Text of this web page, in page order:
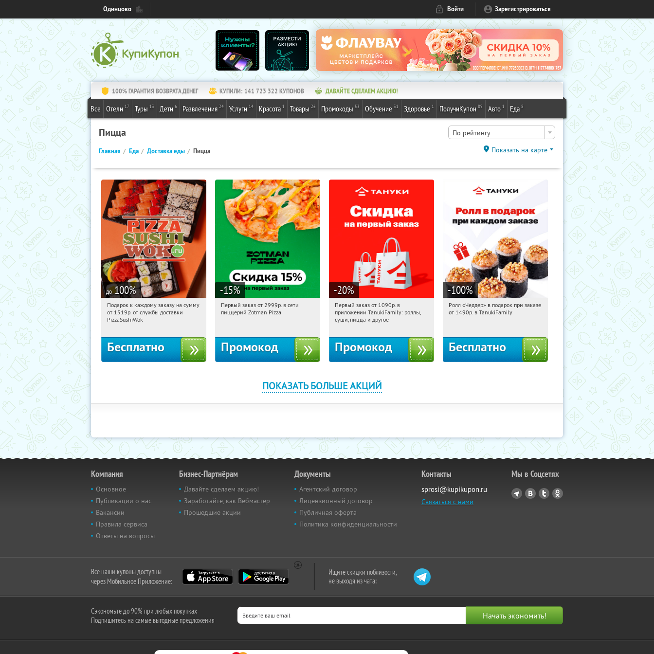
Одинцово Войти Зарегистрироваться
100% ГАРАНТИЯ ВОЗВРАТА ДЕНЕГ КУПИЛИ: 141 723 322 КУПОНОВ ДАВАЙТЕ СДЕЛАЕМ АКЦИЮ!
Все Отели 17 Туры 13 Дети 6 Развлечения 24 Услуги 14 Красота 1 Товары 26 Промокоды 53 Обучение 31 Здоровье 1 ПолучиКупон 89 Авто 1 Еда 8
Пицца По рейтингу
Главная Еда Доставка еды Пицца Показать на карте
до 100%
14:12:52 Получили:197
г. Москва
Подарок к каждому заказу на сумму
от 1519р. от службы доставки
PizzaSushiWok
Бесплатно
-15%
14:12:52 Получили:
Первый заказ от 2999р. в сети
пиццерий Zotman Pizza
Промокод
-20%
14:12:52 Получили:
Россия
Первый заказ от 1090р. в
приложении TanukiFamily: роллы,
суши, пицца и другое
Промокод
-100%
14:12:52 Получили:108
Ролл «Чеддер» в подарок при заказе
от 1490р. в TanukiFamily
Бесплатно
ПОКАЗАТЬ БОЛЬШЕ АКЦИЙ
Компания
Основное
Публикации о нас
Вакансии
Правила сервиса
Ответы на вопросы
Бизнес-Партнёрам
Давайте сделаем акцию!
Заработайте, как Вебмастер
Прошедшие акции
Документы
Агентский договор
Лицензионный договор
Публичная оферта
Политика конфиденциальности
Контакты
sprosi@kupikupon.ru
Связаться с нами
Мы в Соцсетях
Все наши купоны доступны
через Мобильное Приложение:
Ищите скидки поблизости,
не выходя из чата:
Сэкономьте до 90% при любых покупках
Подпишитесь на самые выгодные предложения